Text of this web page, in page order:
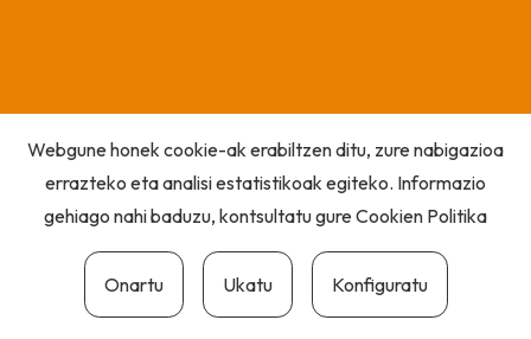
Webgune honek cookie-ak erabiltzen ditu, zure nabigazioa
errazteko eta analisi estatistikoak egiteko. Informazio
gehiago nahi baduzu, kontsultatu gureCookien Politika
Onartu Ukatu Konfiguratu